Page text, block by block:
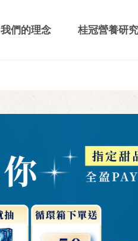
我們的理念 桂冠營養研